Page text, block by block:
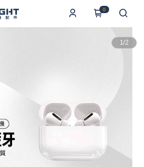
0
1/2